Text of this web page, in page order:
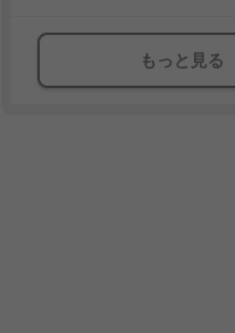
もっと見る